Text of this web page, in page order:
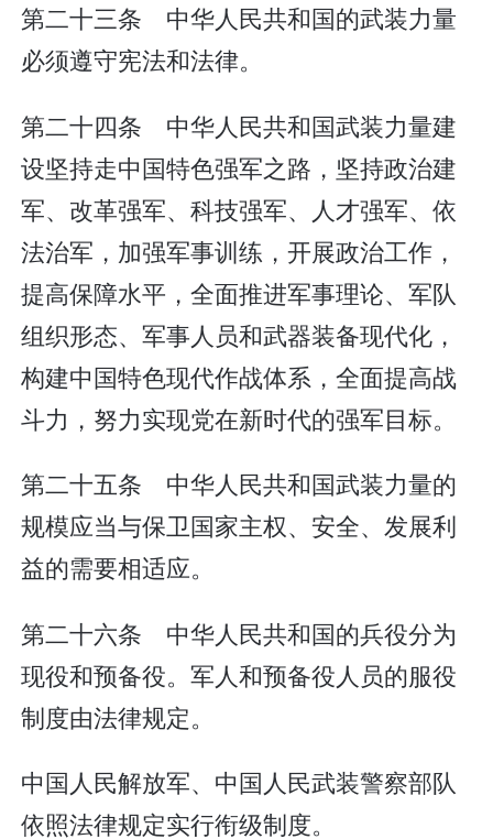
第二十三条 中华人民共和国的武装力量
必须遵守宪法和法律。
第二十四条 中华人民共和国武装力量建
设坚持走中国特色强军之路，坚持政治建
军、改革强军、科技强军、人才强军、依
法治军，加强军事训练，开展政治工作，
提高保障水平，全面推进军事理论、军队
组织形态、军事人员和武器装备现代化，
构建中国特色现代作战体系，全面提高战
斗力，努力实现党在新时代的强军目标。
第二十五条 中华人民共和国武装力量的
规模应当与保卫国家主权、安全、发展利
益的需要相适应。
第二十六条 中华人民共和国的兵役分为
现役和预备役。军人和预备役人员的服役
制度由法律规定。
中国人民解放军、中国人民武装警察部队
依照法律规定实行衔级制度。